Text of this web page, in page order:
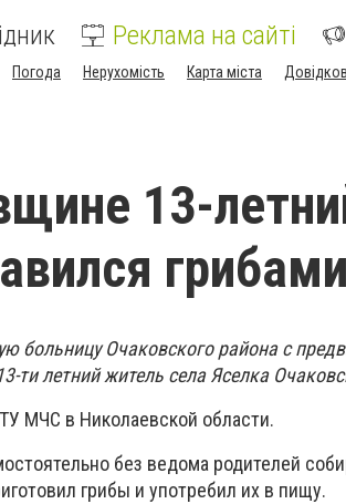
Реклама на сайті
Погода Нерухомість Карта міста
13-
грибами
больницу Очаковского района с
ти летний житель села Яселка
МЧС в Николаевской области.
без ведома родителей
грибы и употребил их в пищу.